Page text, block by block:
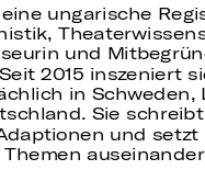
ungarische
und
2015 inszeniert
in Schweden,
Sie
und